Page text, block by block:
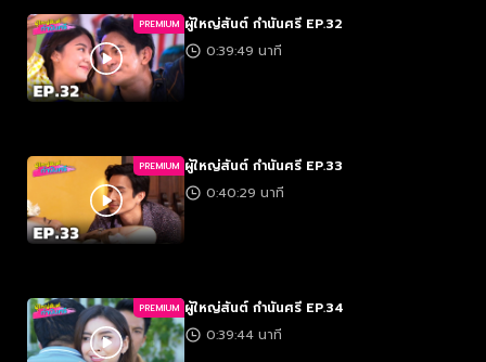
PREMIUM ผู้ใหญ่สันต์ กำนันศรี EP.32
0:39:49 นาที
PREMIUM ผู้ใหญ่สันต์ กำนันศรี EP.33
0:40:29 นาที
PREMIUM ผู้ใหญ่สันต์ กำนันศรี EP.34
0:39:44 นาที